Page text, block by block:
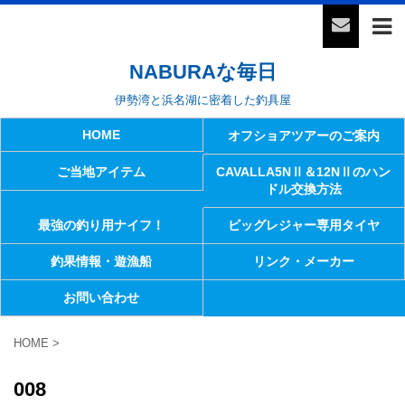
NABURAな毎日
伊勢湾と浜名湖に密着した釣具屋
HOME オフショアツアーのご案内
ご当地アイテム
CAVALLA5NⅡ＆12NⅡのハン
ドル交換方法
最強の釣り用ナイフ！ ビッグレジャー専用タイヤ
釣果情報・遊漁船 リンク・メーカー
お問い合わせ
HOME >
008